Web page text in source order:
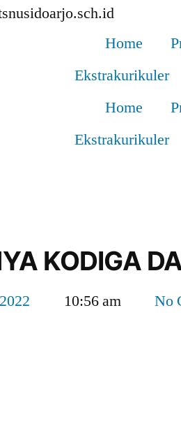
Home
Ekstrakurikuler
Home
Ekstrakurikuler
KODIGA
10:56 am No